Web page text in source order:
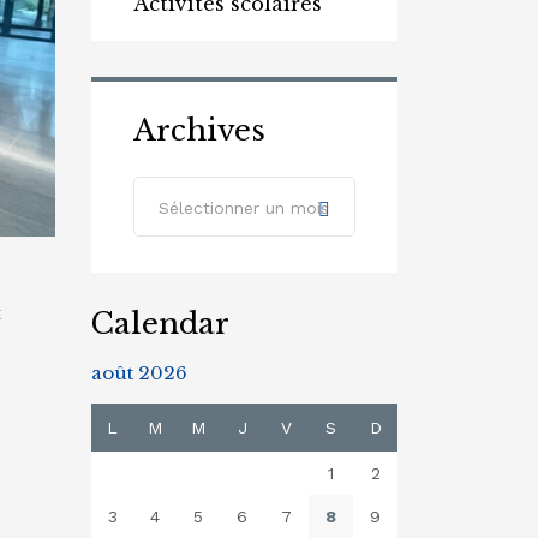
Archives
Sélectionner un mois
Calendar
août 2026
L M M J V S D
1 2
3 4 5 6 7 8 9